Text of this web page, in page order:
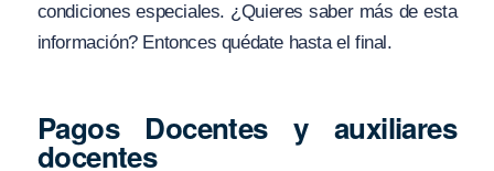
condiciones especiales. ¿Quieres saber más de esta
información? Entonces quédate hasta el final.
Pagos Docentes y auxiliares
docentes